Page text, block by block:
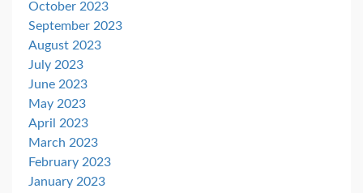
October 2023
September 2023
August 2023
July 2023
June 2023
May 2023
April 2023
March 2023
February 2023
January 2023